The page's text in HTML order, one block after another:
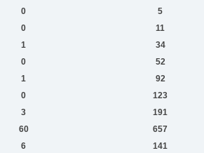
0
5
0
11
1
34
0
52
1
92
0
123
3
191
60
657
6
141